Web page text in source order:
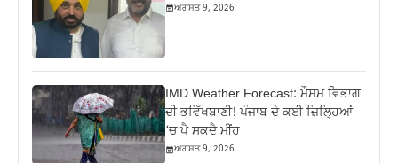
ਅਗਸਤ 9, 2026
IMD Weather Forecast: ਮੌਸਮ ਵਿਭਾਗ
ਦੀ ਭਵਿੱਖਬਾਣੀ! ਪੰਜਾਬ ਦੇ ਕਈ ਜ਼ਿਲ੍ਹਿਆਂ
‘ਚ ਪੈ ਸਕਦੈ ਮੀਂਹ
ਅਗਸਤ 9, 2026